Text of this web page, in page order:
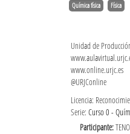
Química física Física
Unidad de
www.online.urjc.es
@URJConline
Licencia:
Serie: Curso 0 -
Participante: